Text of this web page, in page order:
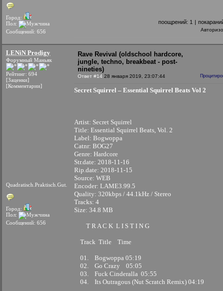
Город:
Пол:
Сообщений: 656
поощрений: 1 |
LENiN Prodigy
Форумный Маньяк
Рейтинг: 694
[Заценки]
[Комментарии]
Quadratisch.Praktisch.Gut.
Город:
Пол:
Сообщений: 656
Rave Revival (oldschool hardcore,
jungle, techno, breakbeat - post-
nineties)
Ответ #14 28 января 2019, 23:07:44
Secret Squirrel – Essential Squirrel Beats Vol 2
Artist: Secret Squirrel
Title: Essential Squirrel Beats, Vol. 2
Label: Bogwoppa
Catnr: BOG27
Genre: Hardcore
Str.date: 2018-11-16
Rip.date: 2018-11-15
Source: WEB
Encoder: LAME3.99.5
Quality: 320kbps / 44.1kHz / Stereo
Tracks: 4
Size: 34.8 MB
T R A C K L I S T I N G
Track Title Time
01. Bogwoppa 05:19
02. Go Crazy 05:05
03. Fuck Cinderalla 05:55
04. Its Outragous (Nut Scratch Remix) 04:19